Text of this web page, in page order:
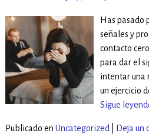
Has pasado
señales y
contacto
para dar el
intentar una
un ejercicio
Sigue
Publicado en Uncategorized Deja un